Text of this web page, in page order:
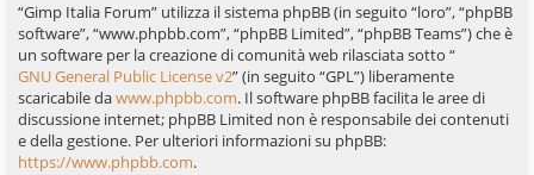
“Gimp Italia Forum” utilizza il sistema phpBB (in seguito “loro”, “phpBB
software”, “www.phpbb.com”, “phpBB Limited”, “phpBB Teams”) che è
un software per la creazione di comunità web rilasciata sotto “
GNU General Public License v2” (in seguito “GPL”) liberamente
scaricabile dawww.phpbb.com. Il software phpBB facilita le aree di
discussione internet; phpBB Limited non è responsabile dei contenuti
e della gestione. Per ulteriori informazioni su phpBB:
https://www.phpbb.com.